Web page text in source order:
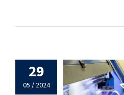
29
05 / 2024
Impressão UV ou
solvente: Qual é a
melhor opção para o
seu material gráfico?